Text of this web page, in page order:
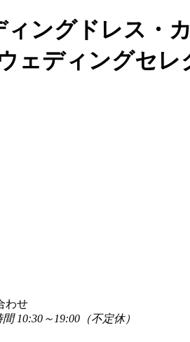
ィングドレス・
ェディングセレ
わせ
10:30～19:00（不定休）